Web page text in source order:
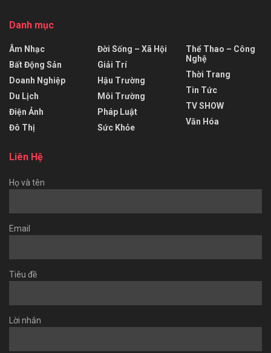
Danh mục
Âm Nhạc
Bất Động Sản
Doanh Nghiệp
Du Lịch
Điện Ảnh
Đô Thị
Đời Sống – Xã Hội
Giải Trí
Hậu Trường
Môi Trường
Pháp Luật
Sức Khỏe
Thể Thao – Công
Nghệ
Thời Trang
Tin Tức
TV SHOW
Văn Hóa
Liên Hệ
Họ và tên
Email
Tiêu đề
Lời nhắn